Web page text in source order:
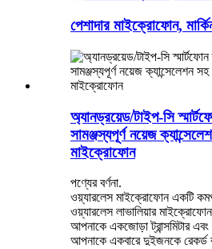
পেশাদার মাইক্রোফোন,
অ্যানড্রয়েড/টাইপ-সি
সামঞ্জস্যপূর্ণ নয়েজ
মাইক্রোফোন
পণ্যের বর্ণনা.
ওয়্যারলেস মাইক্রোফোন একটি
ওয়্যারলেস লাভালিয়ার
আপনাকে একজোড়া ট্রান্সমিটার এবং
আপনাকে একবারে দুইজনকে রেকর্ড